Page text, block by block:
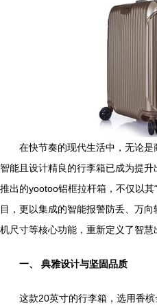
在快节奏的现代生活中，无论是
智能且设计精良的行李箱已成为提
推出的yootoo铝框拉杆箱，不仅以
目，更以集成的智能报警防丢、万
机尺寸等核心功能，重新定义了智慧
一、 典雅设计与坚固品质
这款20英寸的行李箱，选用香